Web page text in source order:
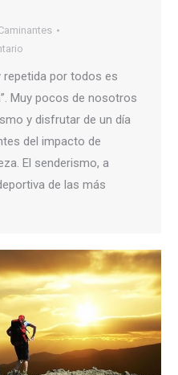
por todos es
Muy pocos de nosotros
y disfrutar de un día
del impacto de
El senderismo, a
de las más